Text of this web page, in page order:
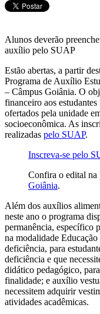
Alunos deverão
auxílio pelo SUAP
Estão abertas, a partir
Programa de Auxílio
– Câmpus Goiânia. O
financeiro aos
ofertados pela unidade
socioeconômica. As
realizadas pelo SUAP.
Inscreva-se pelo
Confira o edital na
Goiânia.
Além dos auxílios
neste ano o programa
permanência, específico
na modalidade
deficiência, para
deficiência e que
didático pedagógico,
finalidade; e auxílio
necessitem adquirir
atividades acadêmicas.